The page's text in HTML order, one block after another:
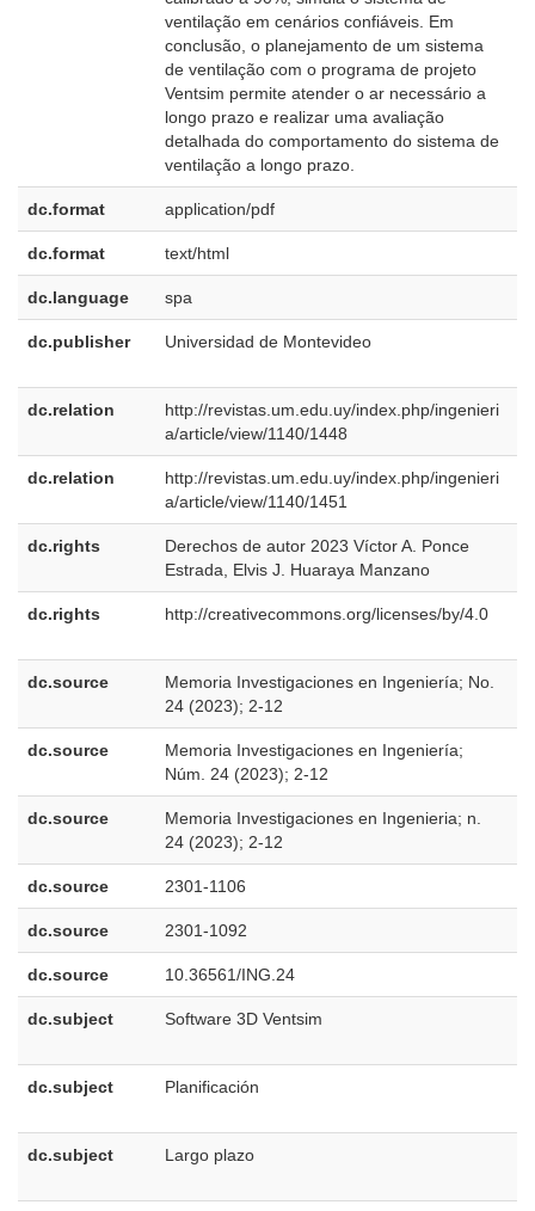
ventilação em cenários confiáveis. Em
conclusão, o planejamento de um sistema
de ventilação com o programa de projeto
Ventsim permite atender o ar necessário a
longo prazo e realizar uma avaliação
detalhada do comportamento do sistema de
ventilação a longo prazo.
dc.format application/pdf
dc.format text/html
dc.language spa
dc.publisher Universidad de Montevideo
dc.relation
http://revistas.um.edu.uy/index.php/ingenieri
a/article/view/1140/1448
dc.relation
http://revistas.um.edu.uy/index.php/ingenieri
a/article/view/1140/1451
dc.rights
Derechos de autor 2023 Víctor A. Ponce
Estrada, Elvis J. Huaraya Manzano
dc.rights http://creativecommons.org/licenses/by/4.0
dc.source
Memoria Investigaciones en Ingeniería; No.
24 (2023); 2-12
dc.source
Memoria Investigaciones en Ingeniería;
Núm. 24 (2023); 2-12
dc.source
Memoria Investigaciones en Ingenieria; n.
24 (2023); 2-12
dc.source 2301-1106
dc.source 2301-1092
dc.source 10.36561/ING.24
dc.subject Software 3D Ventsim
dc.subject Planificación
dc.subject Largo plazo